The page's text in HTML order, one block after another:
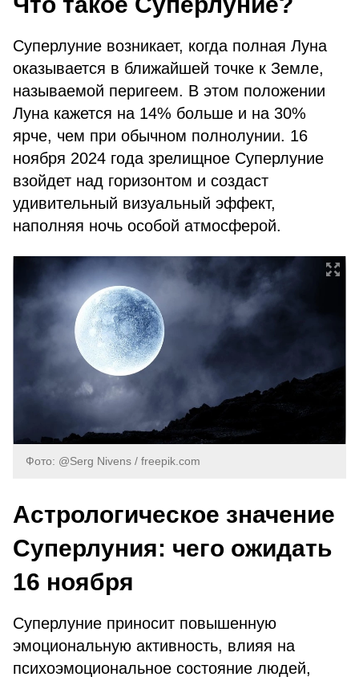
Суперлуние возникает, когда полная Луна
оказывается в ближайшей точке к Земле,
называемой перигеем. В этом положении
Луна кажется на 14% больше и на 30%
ярче, чем при обычном полнолунии. 16
ноября 2024 года зрелищное Суперлуние
взойдет над горизонтом и создаст
удивительный визуальный эффект,
наполняя ночь особой атмосферой.
Фото: @Serg Nivens / freepik.com
Астрологическое значение
Суперлуния: чего ожидать
16 ноября
Суперлуние приносит повышенную
эмоциональную активность, влияя на
психоэмоциональное состояние людей,